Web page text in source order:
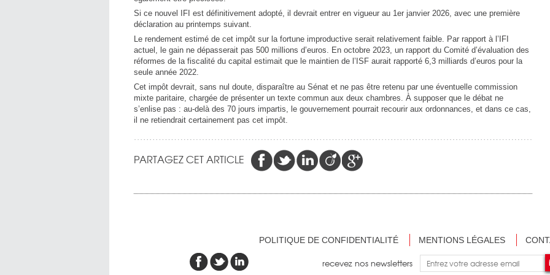
Si ce nouvel IFI est définitivement adopté, il devrait entrer en vigueur au 1er janvier 2026, avec une première
déclaration au printemps suivant.
Le rendement estimé de cet impôt sur la fortune improductive serait relativement faible. Par rapport à l’IFI
actuel, le gain ne dépasserait pas 500 millions d’euros. En octobre 2023, un rapport du Comité d’évaluation des
réformes de la fiscalité du capital estimait que le maintien de l’ISF aurait rapporté 6,3 milliards d’euros pour la
seule année 2022.
Cet impôt devrait, sans nul doute, disparaître au Sénat et ne pas être retenu par une éventuelle commission
mixte paritaire, chargée de présenter un texte commun aux deux chambres. À supposer que le débat ne
s’enlise pas : au-delà des 70 jours impartis, le gouvernement pourrait recourir aux ordonnances, et dans ce cas,
il ne retiendrait certainement pas cet impôt.
PARTAGEZ CET ARTICLE
POLITIQUE DE CONFIDENTIALITÉ MENTIONS LÉGALES
recevez nos newsletters